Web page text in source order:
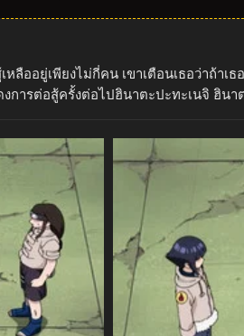
ออยู่เพียงไม่กี่คน เขาเตือนเธอว่าถ้า
ารต่อสู้ครั้งต่อไปฮินาตะปะทะเนจิ ฮินา